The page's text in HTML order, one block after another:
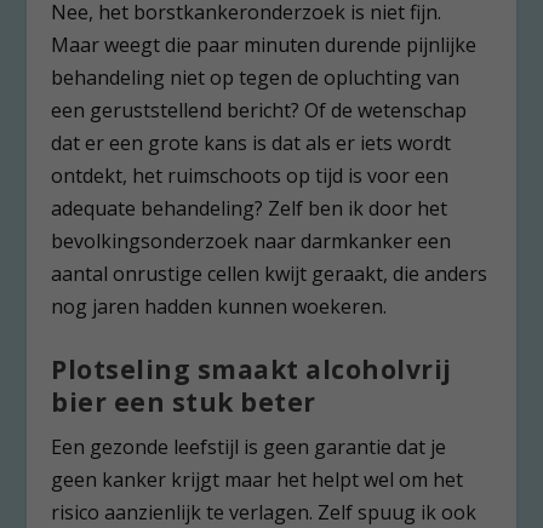
Nee, het borstkankeronderzoek is niet fijn.
Maar weegt die paar minuten durende pijnlijke
behandeling niet op tegen de opluchting van
een geruststellend bericht? Of de wetenschap
dat er een grote kans is dat als er iets wordt
ontdekt, het ruimschoots op tijd is voor een
adequate behandeling? Zelf ben ik door het
bevolkingsonderzoek naar darmkanker een
aantal onrustige cellen kwijt geraakt, die anders
nog jaren hadden kunnen woekeren.
Plotseling smaakt alcoholvrij
bier een stuk beter
Een gezonde leefstijl is geen garantie dat je
geen kanker krijgt maar het helpt wel om het
risico aanzienlijk te verlagen. Zelf spuug ik ook